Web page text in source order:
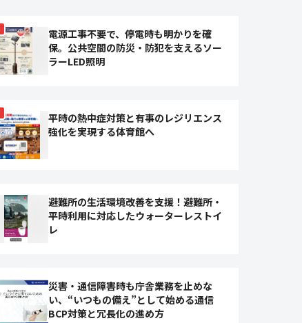
電源工事不要で、停電時も明かりを確
保。公共空間の防災・防犯を支えるソー
ラーLED照明
平時の熱中症対策と有事のレジリエンス
強化を実現する体育館へ
避難所の生活環境改善を支援！避難所・
平時利用に対応したウォーターレストイ
レ
災害・通信障害時も庁舎業務を止めな
い、“いつもの備え”として始める通信
BCP対策と冗長化の進め方